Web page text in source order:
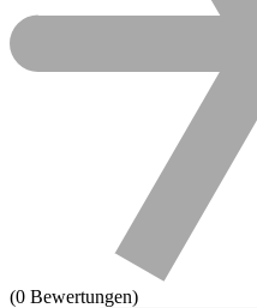
(0 Bewertungen)